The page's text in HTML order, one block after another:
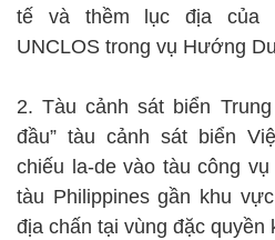
tế và thềm lục địa của
UNCLOS trong vụ Hướng
2. Tàu cảnh sát biển
đầu” tàu cảnh sát biển
chiếu la-de vào tàu công
tàu Philippines gần khu
địa chấn tại vùng đặc quyền